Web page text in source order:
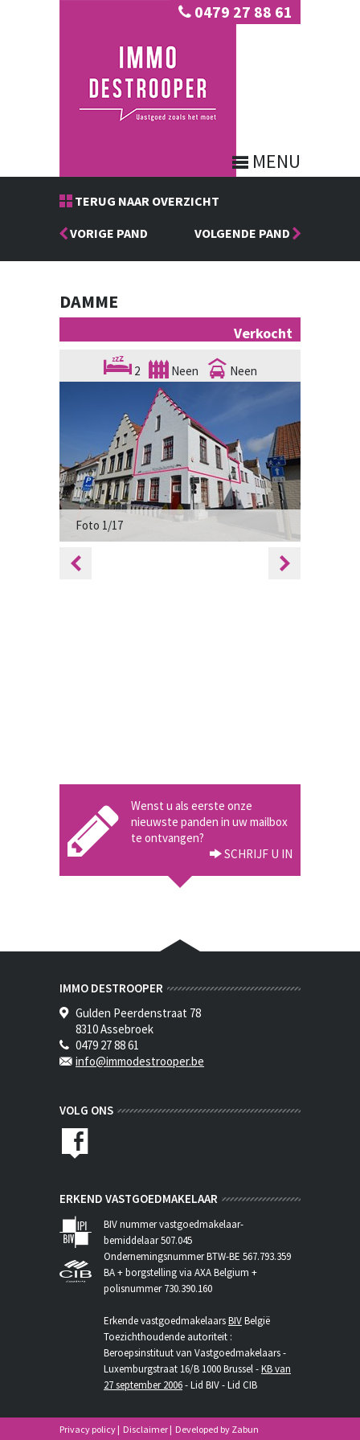
0479 27 88 61
MENU
TERUG NAAR OVERZICHT
VORIGE PAND
VOLGENDE PAND
DAMME
Verkocht
2 Neen Neen
Foto 1/17
Wenst u als eerste onze
nieuwste panden in uw mailbox
te ontvangen?
SCHRIJF U IN
IMMO DESTROOPER
Gulden Peerdenstraat 78
8310 Assebroek
0479 27 88 61
info@immodestrooper.be
VOLG ONS
ERKEND VASTGOEDMAKELAAR
BIV nummer vastgoedmakelaar-
bemiddelaar 507.045
Ondernemingsnummer BTW-BE 567.793.359
BA + borgstelling via AXA Belgium +
polisnummer 730.390.160
Erkende vastgoedmakelaarsBIVBelgië
Toezichthoudende autoriteit :
Beroepsinstituut van Vastgoedmakelaars -
Luxemburgstraat 16/B 1000 Brussel -KB van
27 september 2006- Lid BIV - Lid CIB
Privacy policy | Disclaimer | Developed by Zabun